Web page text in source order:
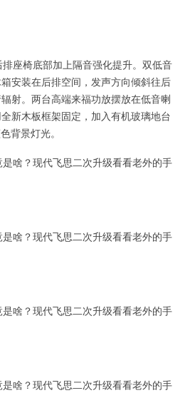
座椅底部加上隔音强化提升。双低音
安装在后排空间，发声方向倾斜往后
射。两台高端来福功放摆放在低音喇
新木板框架固定，加入有机玻璃地台
背景灯光。